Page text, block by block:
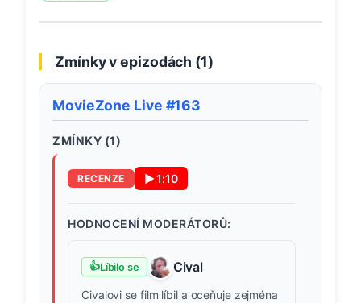
Zmínky v epizodách (1)
MovieZone Live #163
ZMÍNKY (1)
RECENZE ▶1:10
HODNOCENÍ MODERÁTORŮ:
👍Líbilo se Cival
Civalovi se film líbil a oceňuje zejména